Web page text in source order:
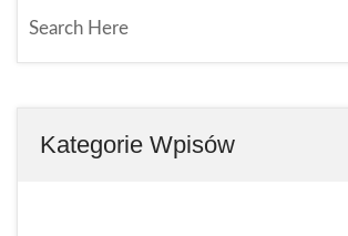
Kategorie Wpisów